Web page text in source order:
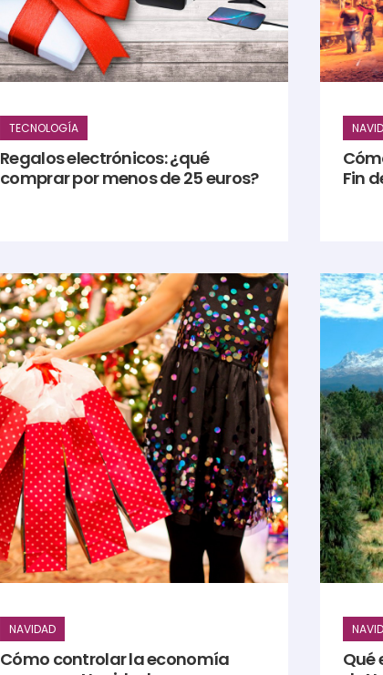
TECNOLOGÍA
Regalos electrónicos: ¿qué
comprar por menos de 25 euros?
Fin
NAVIDAD
Cómo controlar la economía
Qué